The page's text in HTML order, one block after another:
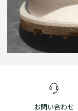
お問い合わせ